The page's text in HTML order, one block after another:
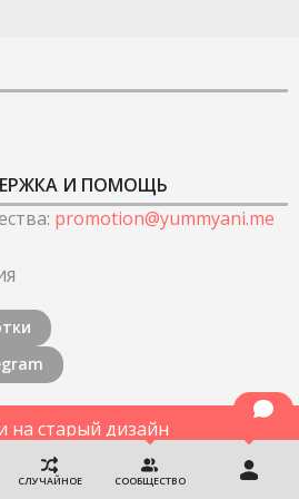
СЛУЧАЙНОЕ СООБЩЕСТВО
И ПОМОЩЬ
: promotion@yummyani.me
на старый дизайн
Все права защищены